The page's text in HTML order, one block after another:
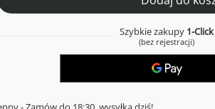
Szybkie zakupy 1-Click
(bez rejestracji)